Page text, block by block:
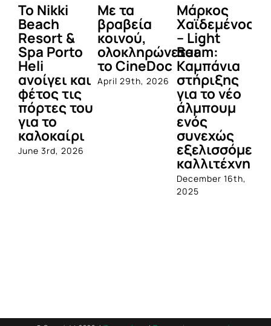
To Nikki
Beach
Resort &
Spa Porto
Heli
ανοίγει και
φέτος τις
πόρτες του
για το
καλοκαίρι
June 3rd, 2026
Με τα
βραβεία
κοινού,
ολοκληρώνεται
το CineDoc
April 29th, 2026
Μάρκος
Χαϊδεμένος
– Light
Beam:
Καμπάνια
στήριξης
για το νέο
άλμπουμ
ενός
συνεχώς
καλλιτέχνη
December 16th,
2025